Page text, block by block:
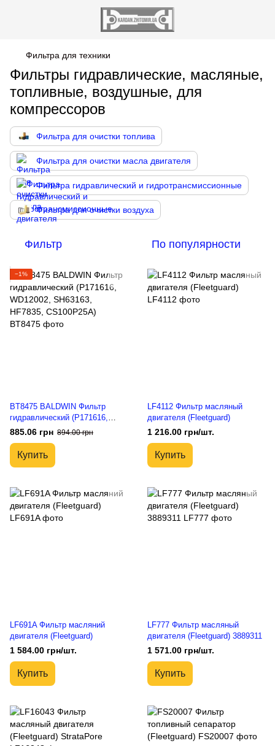
Фильтра для техники
Фильтры гидравлические, масляные,
топливные, воздушные, для
компрессоров
Фильтра для очистки топлива
Фильтра для очистки масла двигателя
Фильтра гидравлический и гидротрансмиссионные
Фильтра для очистки воздуха
Фильтр По популярности
−1%
BT8475 BALDWIN Фильтр
гидравлический (P171616,
WD12002, SH63163, HF7835,
CS100P25A)
885.06 грн 894.00 грн
Купить
LF4112 Фильтр масляный
двигателя (Fleetguard)
1 216.00 грн/шт.
Купить
LF691A Фильтр масляний
двигателя (Fleetguard)
1 584.00 грн/шт.
Купить
LF777 Фильтр масляный
двигателя (Fleetguard) 3889311
1 571.00 грн/шт.
Купить